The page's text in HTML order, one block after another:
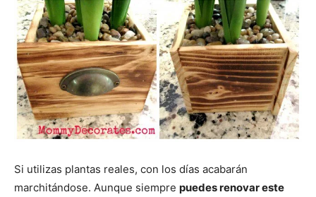
Si utilizas plantas reales, con los días acabarán
marchitándose. Aunque siempre puedes renovar este